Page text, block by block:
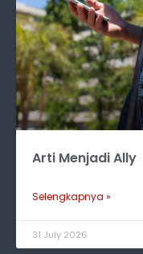
Arti Menjadi Ally
Selengkapnya »
31 July 2026